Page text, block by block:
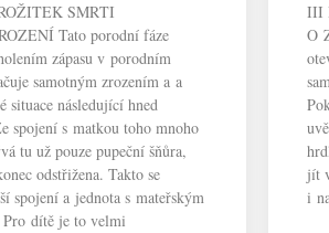
SMRTI
Tato porodní fáze
zápasu v porodním
samotným zrozením a a
situace následující hned
spojení s matkou toho mnoho
tu už pouze pupeční šňůra,
odstřižena. Takto se
spojení a jednota s mateřským
Pro dítě je to velmi
III
O
jít
i